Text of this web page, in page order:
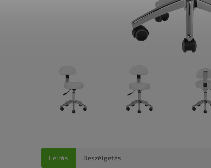
Leírás Beszélgetés